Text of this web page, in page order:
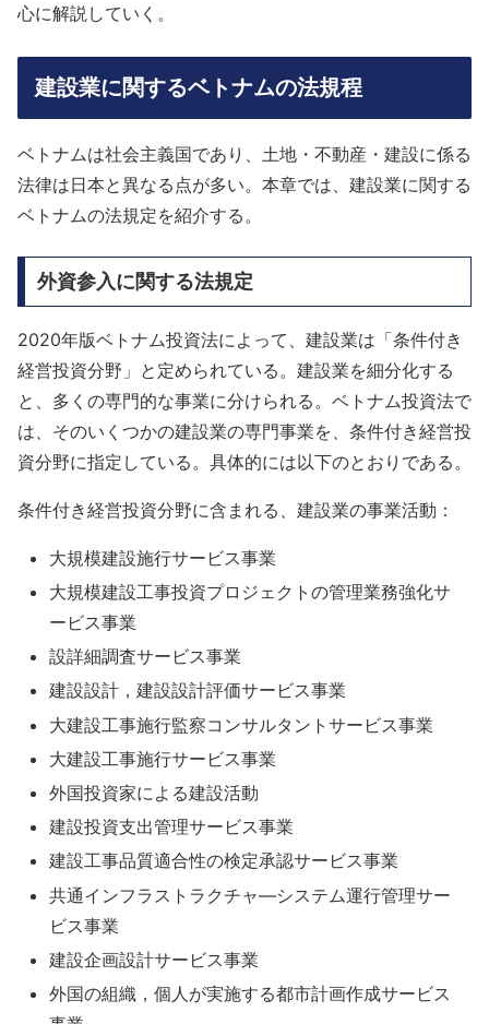
心に解説していく。
建設業に関するベトナムの法規程
ベトナムは社会主義国であり、土地・不動産・建設に係る
法律は日本と異なる点が多い。本章では、建設業に関する
ベトナムの法規定を紹介する。
外資参入に関する法規定
2020年版ベトナム投資法によって、建設業は「条件付き
経営投資分野」と定められている。建設業を細分化する
と、多くの専門的な事業に分けられる。ベトナム投資法で
は、そのいくつかの建設業の専門事業を、条件付き経営投
資分野に指定している。具体的には以下のとおりである。
条件付き経営投資分野に含まれる、建設業の事業活動：
大規模建設施行サービス事業
大規模建設工事投資プロジェクトの管理業務強化サ
ービス事業
設詳細調査サービス事業
建設設計，建設設計評価サービス事業
大建設工事施行監察コンサルタントサービス事業
大建設工事施行サービス事業
外国投資家による建設活動
建設投資支出管理サービス事業
建設工事品質適合性の検定承認サービス事業
共通インフラストラクチャ―システム運行管理サー
ビス事業
建設企画設計サービス事業
外国の組織，個人が実施する都市計画作成サービス